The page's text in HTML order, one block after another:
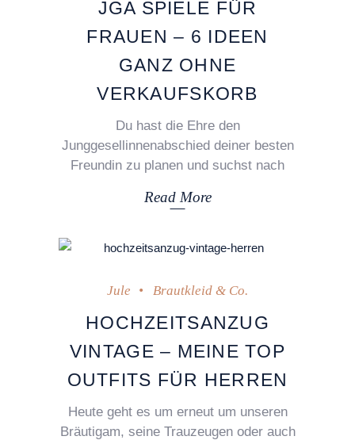
JGA SPIELE FÜR
FRAUEN – 6 IDEEN
GANZ OHNE
VERKAUFSKORB
Du hast die Ehre den
Junggesellinnenabschied deiner besten
Freundin zu planen und suchst nach
Read More
Jule
Brautkleid & Co.
HOCHZEITSANZUG
VINTAGE – MEINE TOP
OUTFITS FÜR HERREN
Heute geht es um erneut um unseren
Bräutigam, seine Trauzeugen oder auch